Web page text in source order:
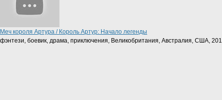
Меч короля Артура / Король Артур: Начало легенды
фэнтези, боевик, драма, приключения, Великобритания, Австралия, США,